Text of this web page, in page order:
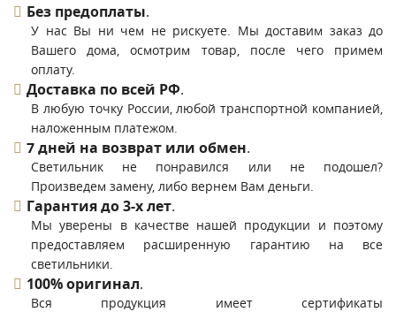
Без предоплаты.
У нас Вы ни чем не рискуете. Мы доставим заказ до
Вашего дома, осмотрим товар, после чего примем
оплату.
Доставка по всей РФ.
В любую точку России, любой транспортной компанией,
наложенным платежом.
7 дней на возврат или обмен.
Светильник не понравился или не подошел?
Произведем замену, либо вернем Вам деньги.
Гарантия до 3-х лет.
Мы уверены в качестве нашей продукции и поэтому
предоставляем расширенную гарантию на все
светильники.
100% оригинал.
Вся продукция имеет сертификаты